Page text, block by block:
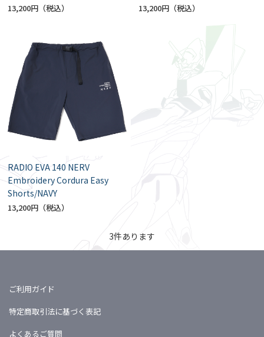
13,200円 13,200円
RADIO EVA 140 NERV
Embroidery Cordura Easy
Shorts/NAVY
13,200円
3件あります
ご利用ガイド
特定商取引法に基づく表記
よくあるご質問